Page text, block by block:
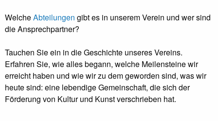
WelcheAbteilungen gibt es in unserem Verein und wer sind
die Ansprechpartner?
Tauchen Sie ein in die Geschichte unseres Vereins.
Erfahren Sie, wie alles begann, welche Meilensteine wir
erreicht haben und wie wir zu dem geworden sind, was wir
heute sind: eine lebendige Gemeinschaft, die sich der
Förderung von Kultur und Kunst verschrieben hat.